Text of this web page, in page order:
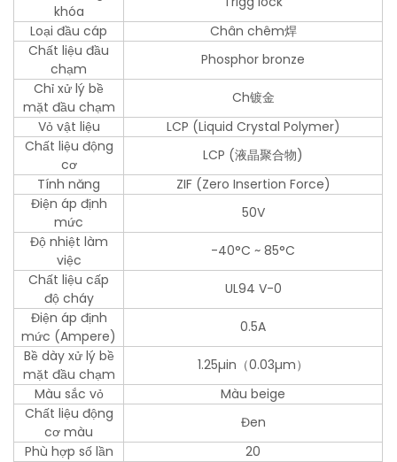
khóa
Loại đầu cáp
Chân chêm焊
Chất liệu đầu
chạm
Phosphor bronze
Chỉ xử lý bề
mặt đầu chạm
Ch镀金
Vỏ vật liệu
LCP (Liquid Crystal Polymer)
Chất liệu động
cơ
LCP (液晶聚合物)
Tính năng
ZIF (Zero Insertion Force)
Điện áp định
mức
50V
Độ nhiệt làm
việc
-40°C ~ 85°C
Chất liệu cấp
độ cháy
UL94 V-0
Điện áp định
mức (Ampere)
0.5A
Bề dày xử lý bề
mặt đầu chạm
1.25µin（0.03µm）
Màu sắc vỏ
Màu beige
Chất liệu động
cơ màu
Đen
Phù hợp số lần
20